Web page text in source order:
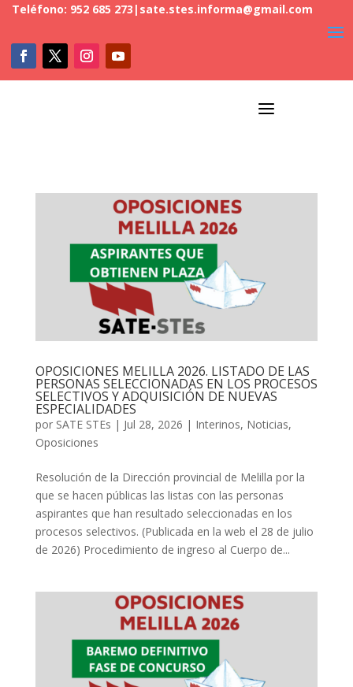
Teléfono: 952 685 273 | sate.stes.informa@gmail.com
a
OPOSICIONES MELILLA 2026. LISTADO DE LAS
PERSONAS SELECCIONADAS EN LOS PROCESOS
SELECTIVOS Y ADQUISICIÓN DE NUEVAS
ESPECIALIDADES
por SATE STEs | Jul 28, 2026 | Interinos, Noticias,
Oposiciones
Resolución de la Dirección provincial de Melilla por la
que se hacen públicas las listas con las personas
aspirantes que han resultado seleccionadas en los
procesos selectivos. (Publicada en la web el 28 de julio
de 2026) Procedimiento de ingreso al Cuerpo de...